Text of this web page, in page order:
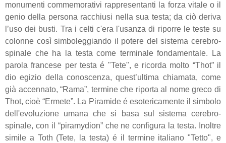
monumenti commemorativi rappresentanti la forza vitale o il
genio della persona racchiusi nella sua testa; da ciò deriva
l’uso dei busti. Tra i celti c'era l'usanza di riporre le teste su
colonne così simboleggiando il potere del sistema cerebro-
spinale che ha la testa come terminale fondamentale. La
parola francese per testa é "Tete", e ricorda molto “Thot” il
dio egizio della conoscenza, quest’ultima chiamata, come
già accennato, “Rama”, termine che riporta al nome greco di
Thot, cioè “Ermete”. La Piramide é esotericamente il simbolo
dell'evoluzione umana che si basa sul sistema cerebro-
spinale, con il “piramydion” che ne configura la testa. Inoltre
simile a Toth (Tete, la testa) é il termine italiano "Tetto", e